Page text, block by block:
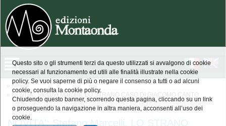
» Novità
» NOVITA': Stefano Marcelli, LO STRANO CASO DI GIACOMO CANTO
NOVITA': Stefano Marcelli, LO STRANO
Questo sito o gli strumenti terzi da questo utilizzati si avvalgono di cookie
necessari al funzionamento ed utili alle finalità illustrate nella cookie
policy. Se vuoi saperne di più o negare il consenso a tutti o ad alcuni
cookie, consulta la cookie policy.
Chiudendo questo banner, scorrendo questa pagina, cliccando su un link
o proseguendo la navigazione in altra maniera, acconsenti all’uso dei
cookie.